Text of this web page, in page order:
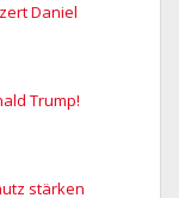
Daniel
Trump!
stärken